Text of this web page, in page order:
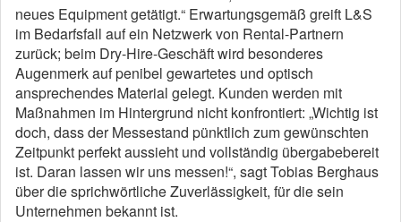
neues Equipment getätigt.“ Erwartungsgemäß greift L&S
im Bedarfsfall auf ein Netzwerk von Rental-Partnern
zurück; beim Dry-Hire-Geschäft wird besonderes
Augenmerk auf penibel gewartetes und optisch
ansprechendes Material gelegt. Kunden werden mit
Maßnahmen im Hintergrund nicht konfrontiert: „Wichtig ist
doch, dass der Messestand pünktlich zum gewünschten
Zeitpunkt perfekt aussieht und vollständig übergabebereit
ist. Daran lassen wir uns messen!“, sagt Tobias Berghaus
über die sprichwörtliche Zuverlässigkeit, für die sein
Unternehmen bekannt ist.